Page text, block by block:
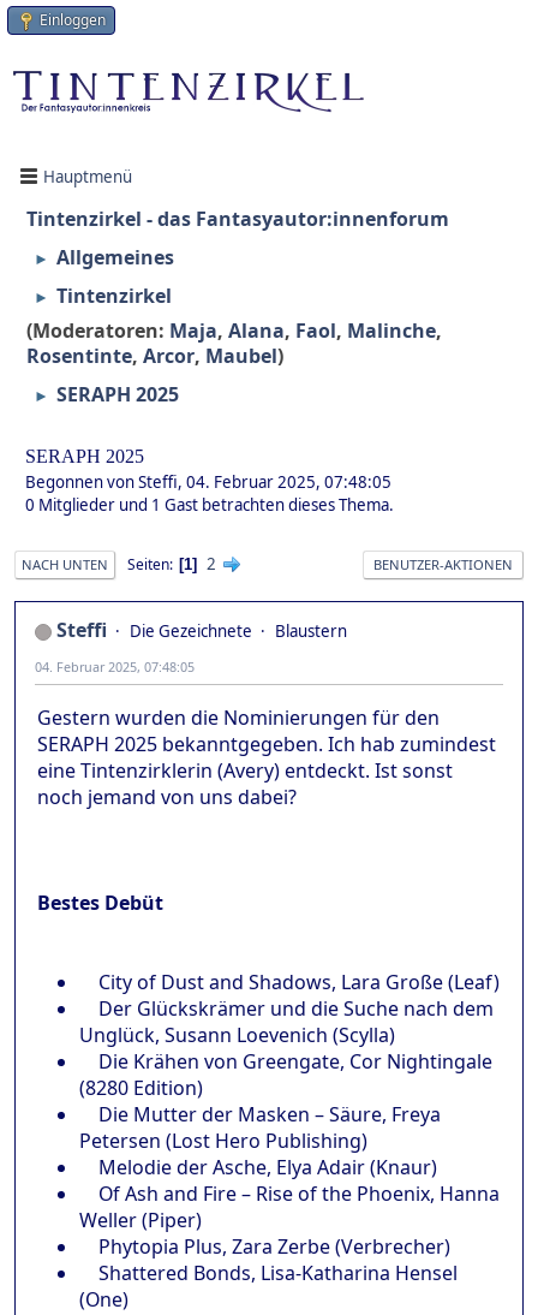
Einloggen
Hauptmenü
Tintenzirkel - das Fantasyautor:innenforum
► Allgemeines
► Tintenzirkel
(Moderatoren: Maja, Alana, Faol, Malinche,
Rosentinte, Arcor, Maubel)
► SERAPH 2025
SERAPH 2025
Begonnen von Steffi, 04. Februar 2025, 07:48:05
0 Mitglieder und 1 Gast betrachten dieses Thema.
NACH UNTEN Seiten 1 2 BENUTZER-AKTIONEN
Steffi Die Gezeichnete Blaustern
04. Februar 2025, 07:48:05
Gestern wurden die Nominierungen für den
SERAPH 2025 bekanntgegeben. Ich hab zumindest
eine Tintenzirklerin (Avery) entdeckt. Ist sonst
noch jemand von uns dabei?
Bestes Debüt
City of Dust and Shadows, Lara Große (Leaf)
Der Glückskrämer und die Suche nach dem
Unglück, Susann Loevenich (Scylla)
Die Krähen von Greengate, Cor Nightingale
(8280 Edition)
Die Mutter der Masken – Säure, Freya
Petersen (Lost Hero Publishing)
Melodie der Asche, Elya Adair (Knaur)
Of Ash and Fire – Rise of the Phoenix, Hanna
Weller (Piper)
Phytopia Plus, Zara Zerbe (Verbrecher)
Shattered Bonds, Lisa-Katharina Hensel
(One)